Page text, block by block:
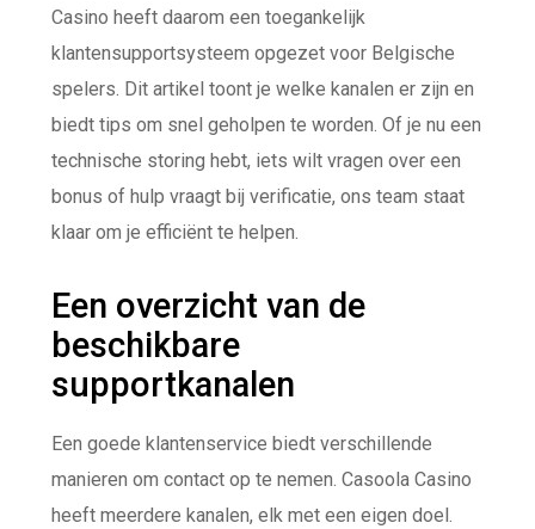
Casino heeft daarom een toegankelijk
klantensupportsysteem opgezet voor Belgische
spelers. Dit artikel toont je welke kanalen er zijn en
biedt tips om snel geholpen te worden. Of je nu een
technische storing hebt, iets wilt vragen over een
bonus of hulp vraagt bij verificatie, ons team staat
klaar om je efficiënt te helpen.
Een overzicht van de
beschikbare
supportkanalen
Een goede klantenservice biedt verschillende
manieren om contact op te nemen. Casoola Casino
heeft meerdere kanalen, elk met een eigen doel.